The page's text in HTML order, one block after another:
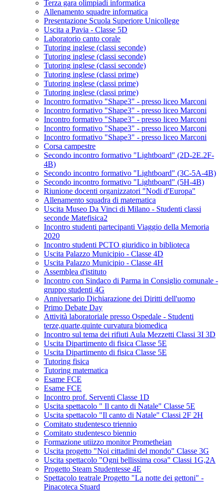
Terza gara olimpiadi informatica
Allenamento squadre informatica
Presentazione Scuola Superiore Unicollege
Uscita a Pavia - Classe 5D
Laboratorio canto corale
Tutoring inglese (classi seconde)
Tutoring inglese (classi seconde)
Tutoring inglese (classi seconde)
Tutoring inglese (classi prime)
Tutoring inglese (classi prime)
Tutoring inglese (classi prime)
Incontro formativo "Shape3" - presso liceo Marconi
Incontro formativo "Shape3" - presso liceo Marconi
Incontro formativo "Shape3" - presso liceo Marconi
Incontro formativo "Shape3" - presso liceo Marconi
Incontro formativo "Shape3" - presso liceo Marconi
Corsa campestre
Secondo incontro formativo "Lightboard" (2D-2E.2F-
4B)
Secondo incontro formativo "Lightboard" (3C-5A-4B)
Secondo incontro formativo "Lightboard" (5H-4B)
Riunione docenti organizzatori "Nodi d'Europa"
Allenamento squadra di matematica
Uscita Museo Da Vinci di Milano - Studenti classi
seconde Matefisica2
Incontro studenti partecipanti Viaggio della Memoria
2020
Incontro studenti PCTO giuridico in biblioteca
Uscita Palazzo Municipio - Classe 4D
Uscita Palazzo Municipio - Classe 4H
Assemblea d'istituto
Incontro con Sindaco di Parma in Consiglio comunale -
gruppo studenti 4G
Anniversario Dichiarazione dei Diritti dell'uomo
Primo Debate Day
Attività laboratoriale presso Ospedale - Studenti
terze,quarte,quinte curvatura biomedica
Incontro sul tema dei rifiuti Aula Mezzetti Classi 3I 3D
Uscita Dipartimento di fisica Classe 5E
Uscita Dipartimento di fisica Classe 5E
Tutoring fisica
Tutoring matematica
Esame FCE
Esame FCE
Incontro prof. Serventi Classe 1D
Uscita spettacolo " Il canto di Natale" Classe 5E
Uscita spettacolo "Il canto di Natale" Classi 2F 2H
Comitato studentesco triennio
Comitato studentesco biennio
Formazione utiizzo monitor Prometheian
Uscita progetto "Noi cittadini del mondo" Classe 3G
Uscita spettacolo "Ogni bellissima cosa" Classi 1G,2A
Progetto Steam Studentesse 4E
Spettacolo teatrale Progetto "La notte dei gettoni" -
Pinacoteca Stuard